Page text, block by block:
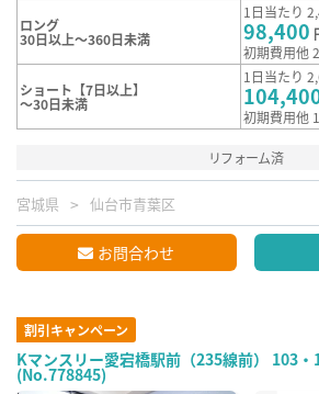
ロング
30日以上～360日未満
1日当たり
98,400
初期費用他
ショート【7日以上】
～30日未満
1日当たり
初期費用他
リフォーム済
宮城県 仙台市青葉区
お問合わせ
割引キャンペーン
Kマンスリー愛宕橋駅前（235線前） 103・
(No.778845)